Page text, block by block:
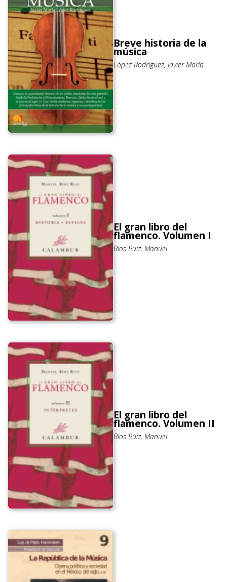
Breve historia de la
música
López Rodríguez, Javier María
El gran libro del
flamenco. Volumen I
Ríos Ruiz, Manuel
El gran libro del
flamenco. Volumen II
Ríos Ruiz, Manuel